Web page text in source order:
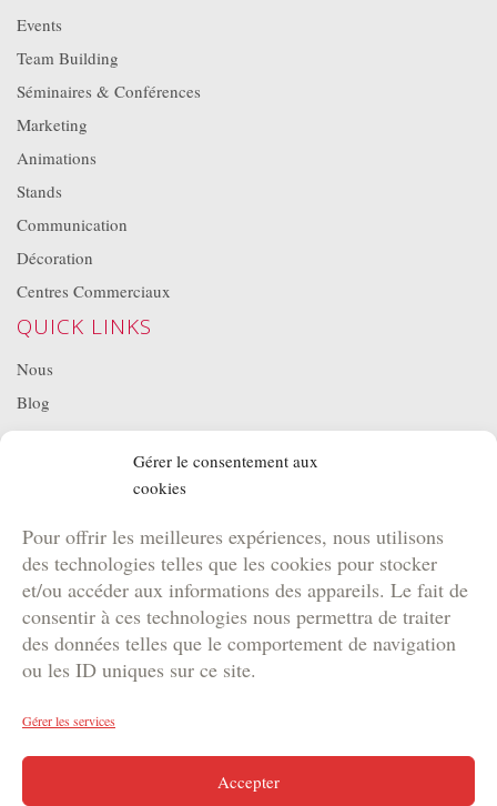
Gérer le consentement aux
cookies
Pour offrir les meilleures expériences, nous utilisons
des technologies telles que les cookies pour stocker
et/ou accéder aux informations des appareils. Le fait de
consentir à ces technologies nous permettra de traiter
des données telles que le comportement de navigation
ou les ID uniques sur ce site.
Gérer les services
Accepter
Events
Team Building
Séminaires & Conférences
Marketing
Animations
Stands
Communication
Décoration
Centres Commerciaux
QUICK LINKS
Nous
Blog
Projets
Location de matériel
NOS BROCHURES
Brochure Team Building
Brochure Outdoor
Brochure Agence
Brochure Kids
Copyright © 2024 DYNAM | Votre agence de marketing